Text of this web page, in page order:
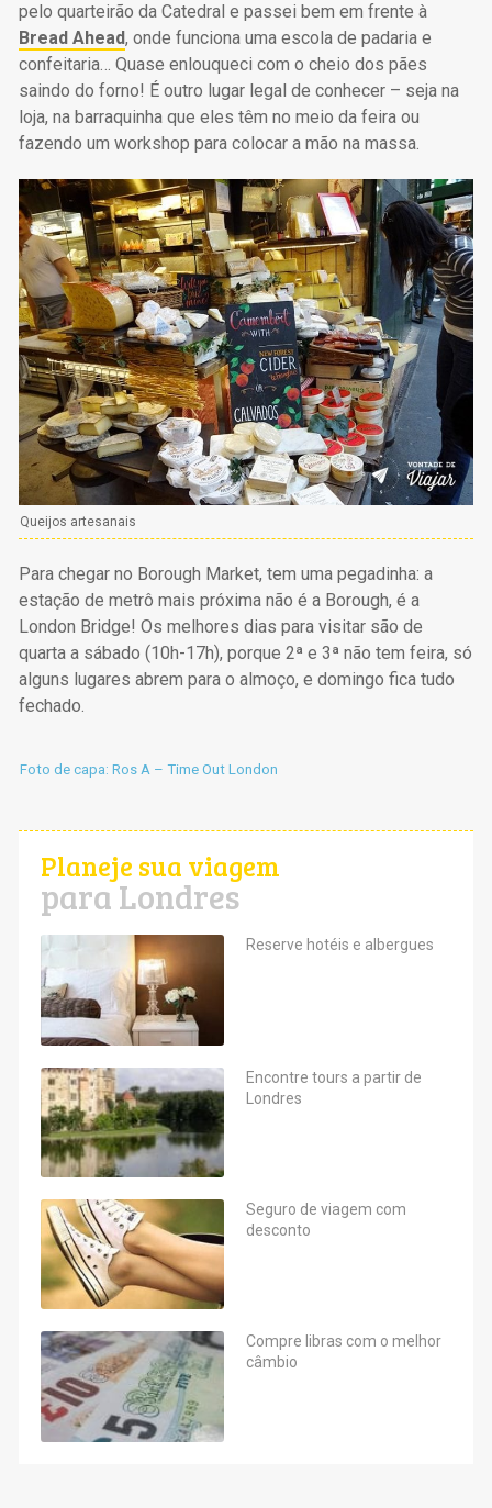
pelo quarteirão da Catedral e passei bem em frente à
Bread Ahead, onde funciona uma escola de padaria e
confeitaria… Quase enlouqueci com o cheio dos pães
saindo do forno! É outro lugar legal de conhecer – seja na
loja, na barraquinha que eles têm no meio da feira ou
fazendo um workshop para colocar a mão na massa.
Queijos artesanais
Para chegar no Borough Market, tem uma pegadinha: a
estação de metrô mais próxima não é a Borough, é a
London Bridge! Os melhores dias para visitar são de
quarta a sábado (10h-17h), porque 2ª e 3ª não tem feira, só
alguns lugares abrem para o almoço, e domingo fica tudo
fechado.
Foto de capa: Ros A – Time Out London
Planeje sua viagem
para Londres
Reserve hotéis e albergues
Encontre tours a partir de
Londres
Seguro de viagem com
desconto
Compre libras com o melhor
câmbio